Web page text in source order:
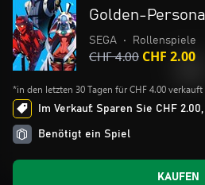
Golden-
SEGA • Rollenspiele
CHF 4.00 CHF 2.00
*in den letzten 30 Tagen für CHF 4.00 verkauft
Im Verkauf: Sparen Sie CHF
Benötigt ein Spiel
KAUFEN